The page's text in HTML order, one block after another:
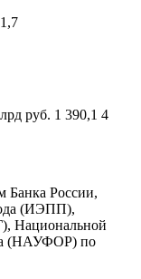
руб. 1 390,1 4
Банка России,
(ИЭПП),
Национальной
(НАУФОР) по